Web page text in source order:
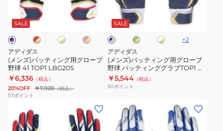
ン
グ
グ
ラ
ブ
MID
両
用
テ
ィ
ン
グ
グ
ラ
BASIC
ン
グ
用
グ
ロ
ー
ブ
SALE
ホ
ワ
イ
ピ
ン
ク
×
ゴ
ー
アディダス
(メンズ)バッティング用グローブ
野球 41 TOP1 LBG205
￥6,336 （税込）
20%OFF ￥7,920（税込）
57ポイント
ン
グ
用
グ
ロ
ー
SALE
ネ
イ
×
ゴ
ー
ル
ド
グ
リ
ー
×
ー
ル
ド
ホ
ワ
イ
×
ー
ル
ド
+2
アディダス
(メンズ)バッティング用グローブ
野球 バッティンググラブTOP1 両
手用 LBG203
￥5,544 （税込）
50ポイント
ズ)
ズ)